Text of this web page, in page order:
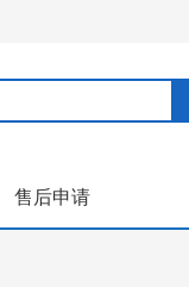
售后申请